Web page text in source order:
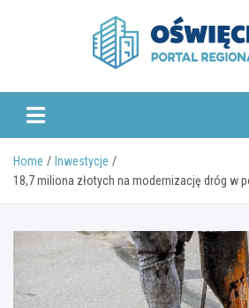
Home
Inwestycje
18,7 miliona złotych na modernizację dróg w